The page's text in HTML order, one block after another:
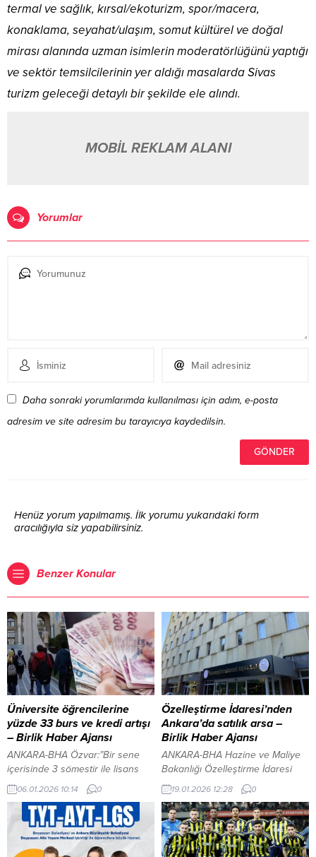
termal ve sağlık, kırsal/ekoturizm, spor/macera,
konaklama, seyahat/ulaşım, somut kültürel ve doğal
mirası alanında uzman isimlerin moderatörlüğünü yaptığı
ve sektör temsilcilerinin yer aldığı masalarda Sivas
turizm geleceği detaylı bir şekilde ele alındı.
MOBİL REKLAM ALANI
Yorumlar
Daha sonraki yorumlarımda kullanılması için adım, e-posta
adresim ve site adresim bu tarayıcıya kaydedilsin.
Henüz yorum yapılmamış. İlk yorumu yukarıdaki form
aracılığıyla siz yapabilirsiniz.
Benzer Konular
Üniversite öğrencilerine
yüzde 33 burs ve kredi artışı
– Birlik Haber Ajansı
ANKARA-BHA Özvar:”Bir sene
içerisinde 3 sömestir ile lisans
eğitimi 3 yılda tamamlanabilecek”
İçeriği Görüntüle YAZI ARASI
REKLAM ALANI Cumhurbaşkanı
Erdoğan, Kabine Toplantısı
sonrası yaptığı açıklamada,
üniversite öğrencilerine yönelik
06.01.2026 10:14 0
Özelleştirme İdaresi’nden
Ankara’da satılık arsa –
Birlik Haber Ajansı
ANKARA-BHA Hazine ve Maliye
Bakanlığı Özelleştirme İdaresi
Başkanlığı (ÖİB), yayımladığı
resmi duyuru ile Ankara dahil
bazı illerde taşınmaz satışı
yapılacağını açıkladı.
Özelleştirme İdaresi tarafından
yapılan açıklamada, satış
19.01.2026 12:28 0